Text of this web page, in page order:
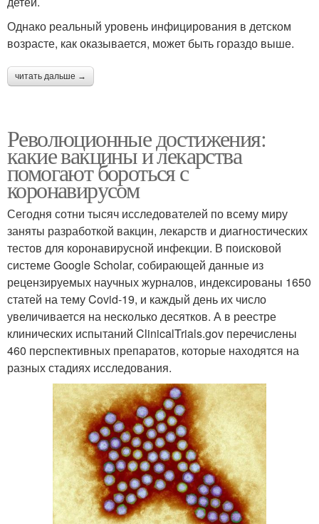
Однако реальный уровень инфицирования в детском
возрасте, как оказывается, может быть гораздо выше.
читать дальше →
Революционные достижения:
какие вакцины и лекарства
помогают бороться с
коронавирусом
Сегодня сотни тысяч исследователей по всему миру
заняты разработкой вакцин, лекарств и диагностических
тестов для коронавирусной инфекции. В поисковой
системе Google Scholar, собирающей данные из
рецензируемых научных журналов, индексированы 1650
статей на тему Covid-19, и каждый день их число
увеличивается на несколько десятков. А в реестре
клинических испытаний ClinicalTrials.gov перечислены
460 перспективных препаратов, которые находятся на
разных стадиях исследования.